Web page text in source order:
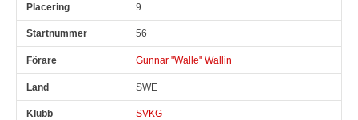
9
56
Gunnar "Walle" Wallin
SWE
SVKG